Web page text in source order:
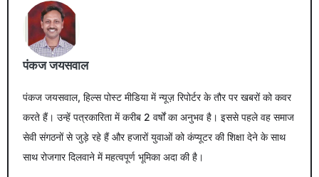
पंकज जयसवाल
पंकज जयसवाल, हिल्स पोस्ट मीडिया में न्यूज़ रिपोर्टर के तौर पर खबरों को कवर
करते हैं। उन्हें पत्रकारिता में करीब 2 वर्षों का अनुभव है। इससे पहले वह समाज
सेवी संगठनों से जुड़े रहे हैं और हजारों युवाओं को कंप्यूटर की शिक्षा देने के साथ
साथ रोजगार दिलवाने में महत्वपूर्ण भूमिका अदा की है।